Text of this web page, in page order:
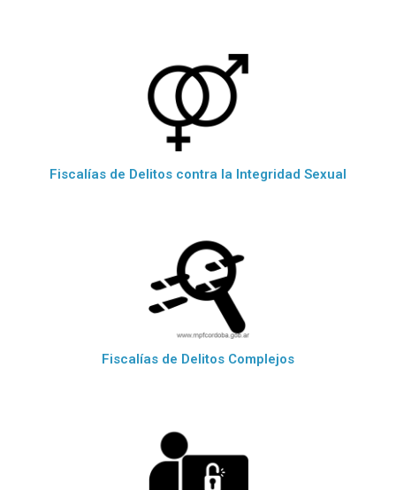
Fiscalías de Delitos contra la Integridad Sexual
Fiscalías de Delitos Complejos